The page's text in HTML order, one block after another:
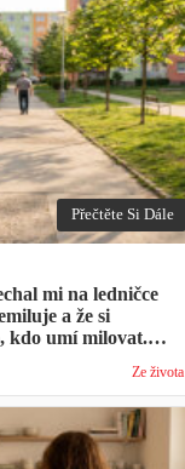
Přečtěte Si Dále
mi na ledničce
a že si
kdo umí milovat.
oběd, protože ta
a nemá kde strávit
Ze života